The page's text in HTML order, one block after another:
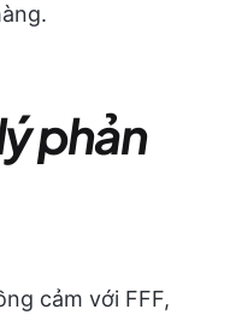
phản
cảm với FFF,